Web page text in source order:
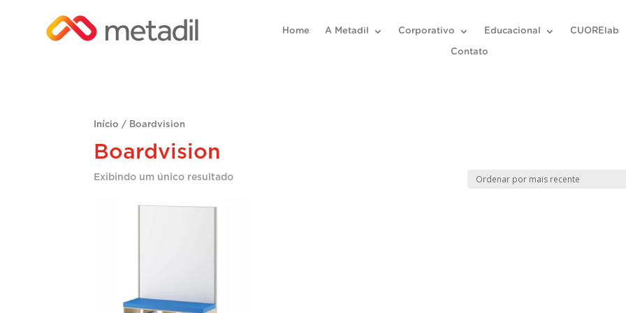
Home A Metadil Corporativo Educacional CUORElab
Contato
Início / Boardvision
Boardvision
Exibindo um único resultado